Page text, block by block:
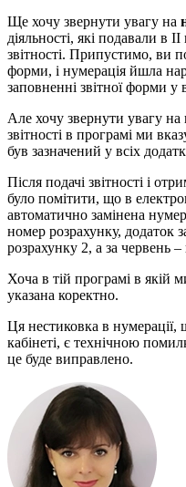
Ще хочу звернути увагу на
діяльності, які подавали в
звітності. Припустимо, ви
форми, і нумерація йшла
заповненні звітної форми у
Але хочу звернути увагу
звітності в програмі ми
був зазначений у всіх
Після подачі звітності і
було помітити, що в
автоматично замінена
номер розрахунку, додаток
розрахунку 2, а за червень
Хоча в тій програмі в якій
указана коректно.
Ця нестиковка в нумерації,
кабінеті, є технічною
це буде виправлено.